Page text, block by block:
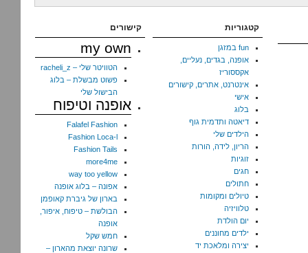
קטגוריות
fun במזגן
אופנה, בגדים, נעליים,
אקססוריז
אינטרנט, אתרים, קישורים
אישי
בלוג
דיאטה ותדמית גוף
הילדים שלי
הריון, לידה, הורות
זוגיות
חגים
חתולים
טיולים ומקומות
טלוויזיה
יום הולדת
ילדים מחוננים
יצירה ומלאכת יד
קישורים
my own
הטוויטר שלי – racheli_z
פשוט מבשלת – בלוג
הבישול שלי
אופנה וטיפוח
Falafel Fashion
Fashion Loca-l
Fashion Tails
more4me
way too yellow
אפונה – בלוג אופנה
בארון של גיברת קאופמן
הבולשת – טיפוח, איפור,
אופנה
חמש שקל
שרונה יוצאת מהארון –